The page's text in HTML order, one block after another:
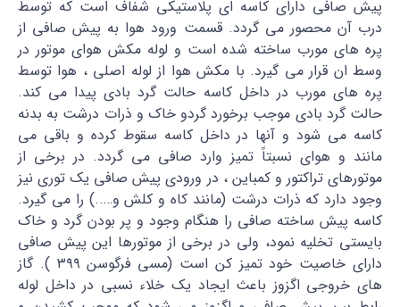
پیش صافی دارای کاسه ای پلاستیکی شفاف است که توسط
درب آن محصور می گردد. قسمت ورود هوا به پیش صافی از
پره های مورب ساخته شده است و لوله مکش هوای موتور در
وسط ان قرار می گیرد. با مکش هوا از لوله اصلی ، هوا توسط
پره های مورب در داخل کاسه حالت گرد بادی پیدا می کند.
حالت گرد بادی موجب برخورد گردو خاک و ذرات درشت به بدنه
کاسه می شود و آنها در داخل کاسه سقوط کرده و باقی می
مانند و هوای نسبتاً تمیز وارد صافی می گردد. در برخی از
موتورهای تراکتور و کمباین ، در ورودی پیش صافی یک توری نیز
وجود دارد که ذرات درشت (مانند کاه و کلش و…..) را می گیرد.
کاسه پیش ساخته صافی را هنگام وجود و پر بودن گرد و خاک
بایستی تخلیه نمود، ولی در برخی از موتورها این پیش صافی
دارای خاصیت خود تمیز کن است (مسی فرگوسن ۳۹۹ ). گاز
های خروجی اگزوز باعث ایجاد یک خلاء نسبی در داخل لوله